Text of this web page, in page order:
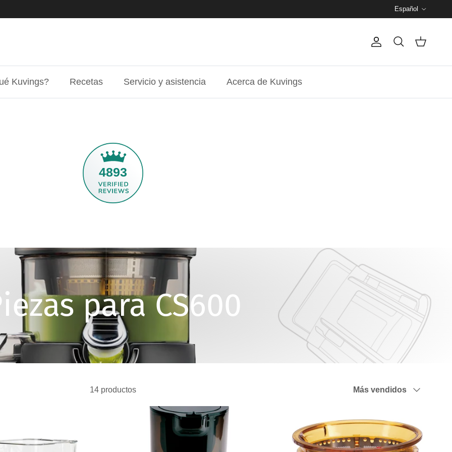
Español
CuentaBuscar Carrito
Kuvings? Recetas Servicio y asistencia Acerca de Kuvings
4893
para CS600
14 productos
Ordenar por
Más vendidos